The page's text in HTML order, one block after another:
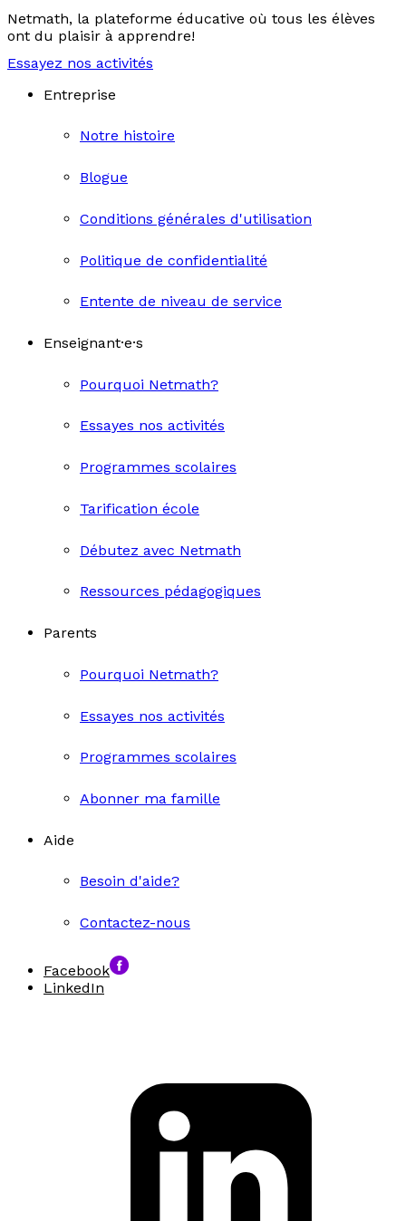
Netmath, la plateforme éducative où tous les élèves
ont du plaisir à apprendre!
Essayez nos activités
Entreprise
Notre histoire
Blogue
Conditions générales d'utilisation
Politique de confidentialité
Entente de niveau de service
Enseignant·e·s
Pourquoi Netmath?
Essayes nos activités
Programmes scolaires
Tarification école
Débutez avec Netmath
Ressources pédagogiques
Parents
Pourquoi Netmath?
Essayes nos activités
Programmes scolaires
Abonner ma famille
Aide
Besoin d'aide?
Contactez-nous
Facebook
LinkedIn